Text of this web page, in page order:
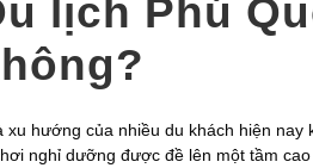
lịch Phú
xu hướng của nhiều du khách hiện
nghỉ dưỡng được đề lên một tầm